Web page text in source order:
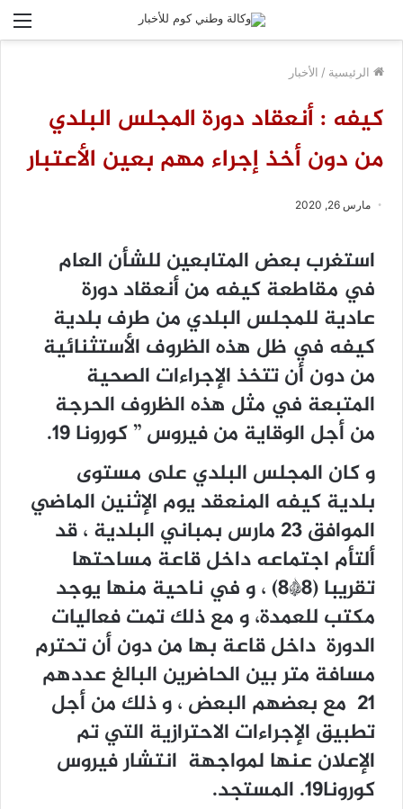
الرئيسية / الأخبار
كيفه : أنعقاد دورة المجلس البلدي
من دون أخذ إجراء مهم بعين الأعتبار
مارس 26, 2020
استغرب بعض المتابعين للشأن العام
في مقاطعة كيفه من أنعقاد دورة
عادية للمجلس البلدي من طرف بلدية
كيفه في ظل هذه الظروف الأستثنائية
من دون أن تتخذ الإجراءات الصحية
المتبعة في مثل هذه الظروف الحرجة
من أجل الوقاية من فيروس ” كورونا 19.
و كان ﺍﻟﻤﺠﻠﺲ ﺍﻟﺒﻠﺪﻱ ﻋﻠﻰ ﻣﺴﺘﻮﻯ
ﺑﻠﺪﻳﺔ ﻛﻴﻔﻪ المنعقد يوم ﺍﻹﺛﻨﻴﻦ الماضي
ﺍﻟﻤﻮﺍﻓﻖ 23 ﻣﺎﺭﺱ ﺑﻤﺒﺎﻧﻲ ﺍﻟﺒﻠﺪﻳﺔ ، قد
ألتأم اجتماعه داخل قاعة مساحتها
تقريبا (8*8) ، و في ناحية منها يوجد
مكتب للعمدة، و مع ذلك تمت فعاليات
الدورة داخل قاعة بها من دون أن تحترم
مسافة متر بين الحاضرين البالغ عددهم
21 مع بعضهم البعض ، و ذلك من أجل
تطبيق الإجراءات الاحترازية التي تم
الإعلان عنها لمواجهة انتشار فيروس
كورونا19. المستجد.